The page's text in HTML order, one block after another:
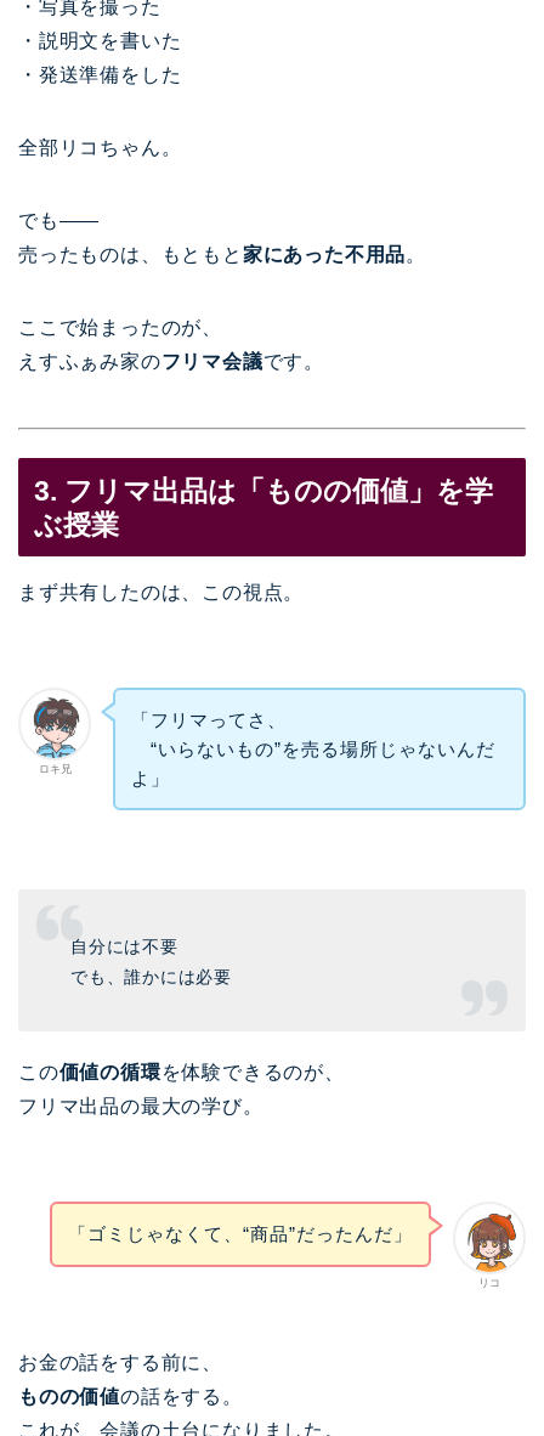
・写真を撮った
・説明文を書いた
・発送準備をした
全部リコちゃん。
でも——
売ったものは、もともと 家にあった不用品。
ここで始まったのが、
えすふぁみ家のフリマ会議です。
3. フリマ出品は「ものの価値」を学
ぶ授業
まず共有したのは、この視点。
ロキ兄
「フリマってさ、
“いらないもの”を売る場所じゃないんだ
よ」
自分には不要
でも、誰かには必要
この価値の循環を体験できるのが、
フリマ出品の最大の学び。
リコ
「ゴミじゃなくて、“商品”だったんだ」
お金の話をする前に、
ものの価値の話をする。
これが、会議の土台になりました。